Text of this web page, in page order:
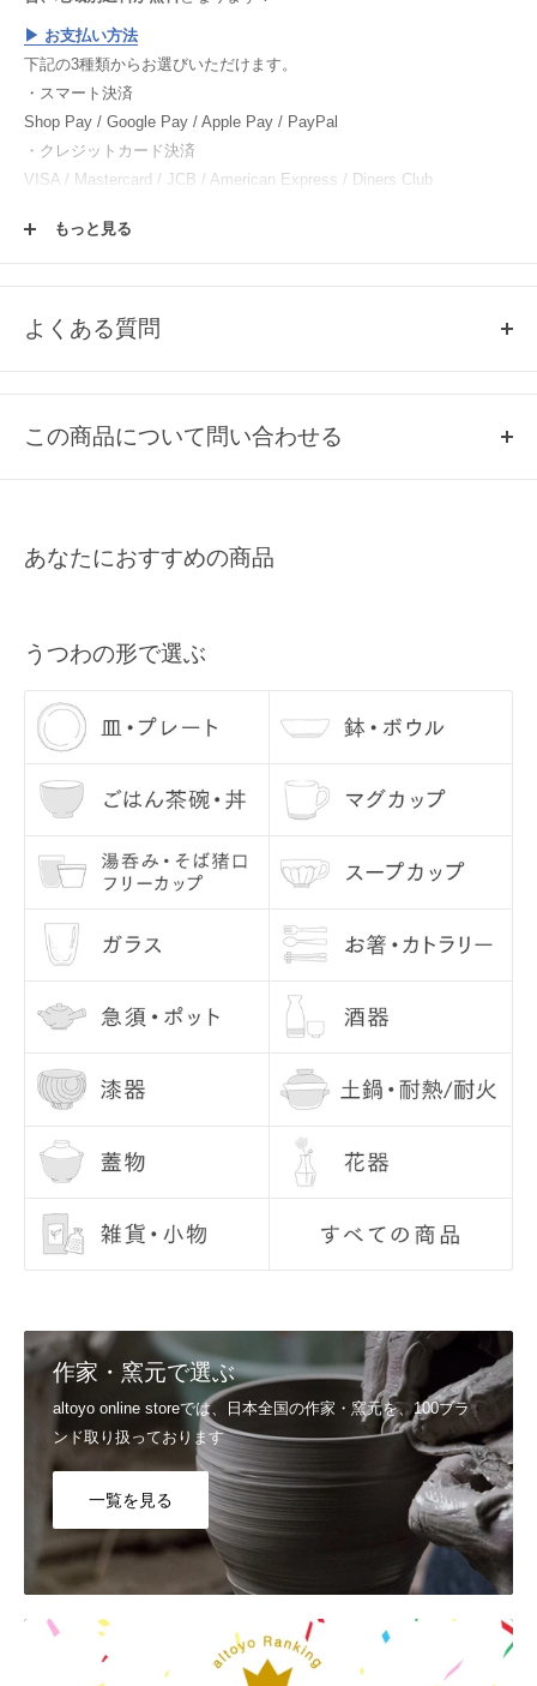
▶︎ お支払い方法
下記の3種類からお選びいただけます。
・スマート決済
Shop Pay / Google Pay / Apple Pay / PayPal
・クレジットカード決済
VISA / Mastercard / JCB / American Express / Diners Club
楽天ペイ / Paypay / メルペイ
▶︎ ご注文方法
もっと見る
よくある質問
い。
すので、あらかじめご了承ください。
い。
Q4, うつわを使う前に、どのようなお手入れをすれば良いですか？
うつわの底部分は、テーブルなどに傷が入らぬよう、あらかじめ当店
にて磨いてお届けしております。 ざらつきが気になるようでしたら、
サンドペーパーで少し磨いてからご使用ください。
お使いになる際には、一度うつわに水を含ませてあげてください。水
に通してあげることで、においや汚れを防いでくれます。 （特に汚れ
が気になる方は、水を張って気泡が出なくなるまで十分に水を吸わせ
がありますが、乾くと消えますので、ご安心ください。
基本的に、手洗いをおすすめしております。洗った後は、十分に乾燥
させてから収納してください。 金彩・銀彩・赤絵のうつわは、電子レ
ンジを使用しないようにしてください。
Q6, お届け日の指定はできますか？
配送日のご希望につきましては、注文日より7日目以降の日付でご指
定いただけます。 お時間、置き配指定も合わせてご利用いただけま
す。 ご指定なしの場合は、最短でお届けいたします。
詳しくはご利用ガイドの 配送日のご希望、商品のお届け日
さい。
Shop Pay / Google Pay / Apple Pay / PayPal
▼クレジットカード決済
VISA / Mastercard / JCB / American Express / Diners Club
▼電子マネー決済
楽天ペイ / Paypay / メルペイ
詳しくはご利用ガイドの
支払い方法をご覧ください。
Q8, カートに入れたのに買えませんでした。
システムの都合上、「カートに入れる＝在庫を確保」ではございませ
ん。他のお客様が先に注文を完了した場合には、カートに入れていた
としても、完売してしまう場合もございます。ご了承ください。
Q9, 返品・交換は、対応可能でしょうか？
この商品について問い合わせる
メールアドレス
お問い合わせ内容
送信
あなたにおすすめの商品
うつわの形で選ぶ
作家・窯元で選ぶ
altoyo online storeでは、日本全国の作家・窯元を、100ブラ
ンド取り扱っております
一覧を見る